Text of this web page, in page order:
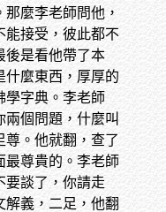
麼李老師問他，
能接受，彼此都不
後是看他帶了本
什麼東西，厚厚的
學字典。李老師
個問題，什麼叫
尊。他就翻，查了
最尊貴的。李老師
要談了，你請走
解義，二足，他翻